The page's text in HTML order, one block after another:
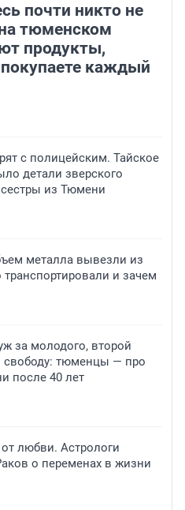
почти никто не
тюменском
продукты,
каждый
с полицейским. Тайское
детали зверского
сестры из Тюмени
металла вывезли из
и зачем
за молодого, второй
свободу: тюменцы — про
после 40 лет
любви. Астрологи
о переменах в жизни